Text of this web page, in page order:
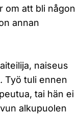
om att bli någon
annan
naiseus
Työ tuli ennen
tai hän ei
alkupuolen